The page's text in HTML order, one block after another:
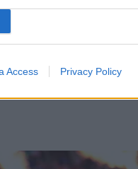
Access Privacy Policy